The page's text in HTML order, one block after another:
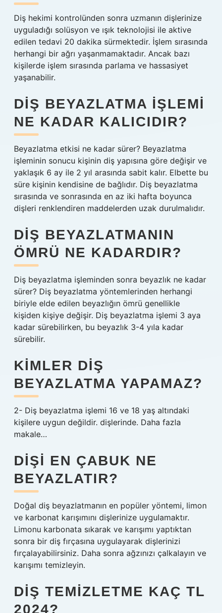
Diş hekimi kontrolünden sonra uzmanın dişlerinize
uyguladığı solüsyon ve ışık teknolojisi ile aktive
edilen tedavi 20 dakika sürmektedir. İşlem sırasında
herhangi bir ağrı yaşanmamaktadır. Ancak bazı
kişilerde işlem sırasında parlama ve hassasiyet
yaşanabilir.
DIŞ BEYAZLATMA IŞLEMI
NE KADAR KALICIDIR?
Beyazlatma etkisi ne kadar sürer? Beyazlatma
işleminin sonucu kişinin diş yapısına göre değişir ve
yaklaşık 6 ay ile 2 yıl arasında sabit kalır. Elbette bu
süre kişinin kendisine de bağlıdır. Diş beyazlatma
sırasında ve sonrasında en az iki hafta boyunca
dişleri renklendiren maddelerden uzak durulmalıdır.
DIŞ BEYAZLATMANIN
ÖMRÜ NE KADARDIR?
Diş beyazlatma işleminden sonra beyazlık ne kadar
sürer? Diş beyazlatma yöntemlerinden herhangi
biriyle elde edilen beyazlığın ömrü genellikle
kişiden kişiye değişir. Diş beyazlatma işlemi 3 aya
kadar sürebilirken, bu beyazlık 3-4 yıla kadar
sürebilir.
KIMLER DIŞ
BEYAZLATMA YAPAMAZ?
2- Diş beyazlatma işlemi 16 ve 18 yaş altındaki
kişilere uygun değildir. dişlerinde. Daha fazla
makale…
DIŞI EN ÇABUK NE
BEYAZLATIR?
Doğal diş beyazlatmanın en popüler yöntemi, limon
ve karbonat karışımını dişlerinize uygulamaktır.
Limonu karbonata sıkarak ve karışımı yaptıktan
sonra bir diş fırçasına uygulayarak dişlerinizi
fırçalayabilirsiniz. Daha sonra ağzınızı çalkalayın ve
karışımı temizleyin.
DIŞ TEMIZLETME KAÇ TL
2024?